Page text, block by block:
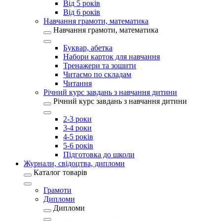
Від 5 років
Від 6 років
Навчання грамоти, математика
Навчання грамоти, математика
Буквар, абетка
Набори карток для навчання
Тренажери та зошити
Читаємо по складам
Читання
Річний курс завдань з навчання дитини
Річний курс завдань з навчання дитини
2-3 роки
3-4 роки
4-5 років
5-6 років
Підготовка до школи
Журнали, свідоцтва, дипломи
Каталог товарів
Грамоти
Дипломи
Дипломи